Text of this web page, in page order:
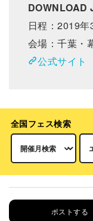
DOWNLOAD
日程：2019
会場：千葉・
公式サイト
全国フェス検索
ポストする